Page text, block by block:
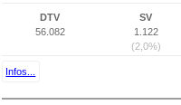
DTV
56.082
SV
1.122
(2,0%)
Infos...